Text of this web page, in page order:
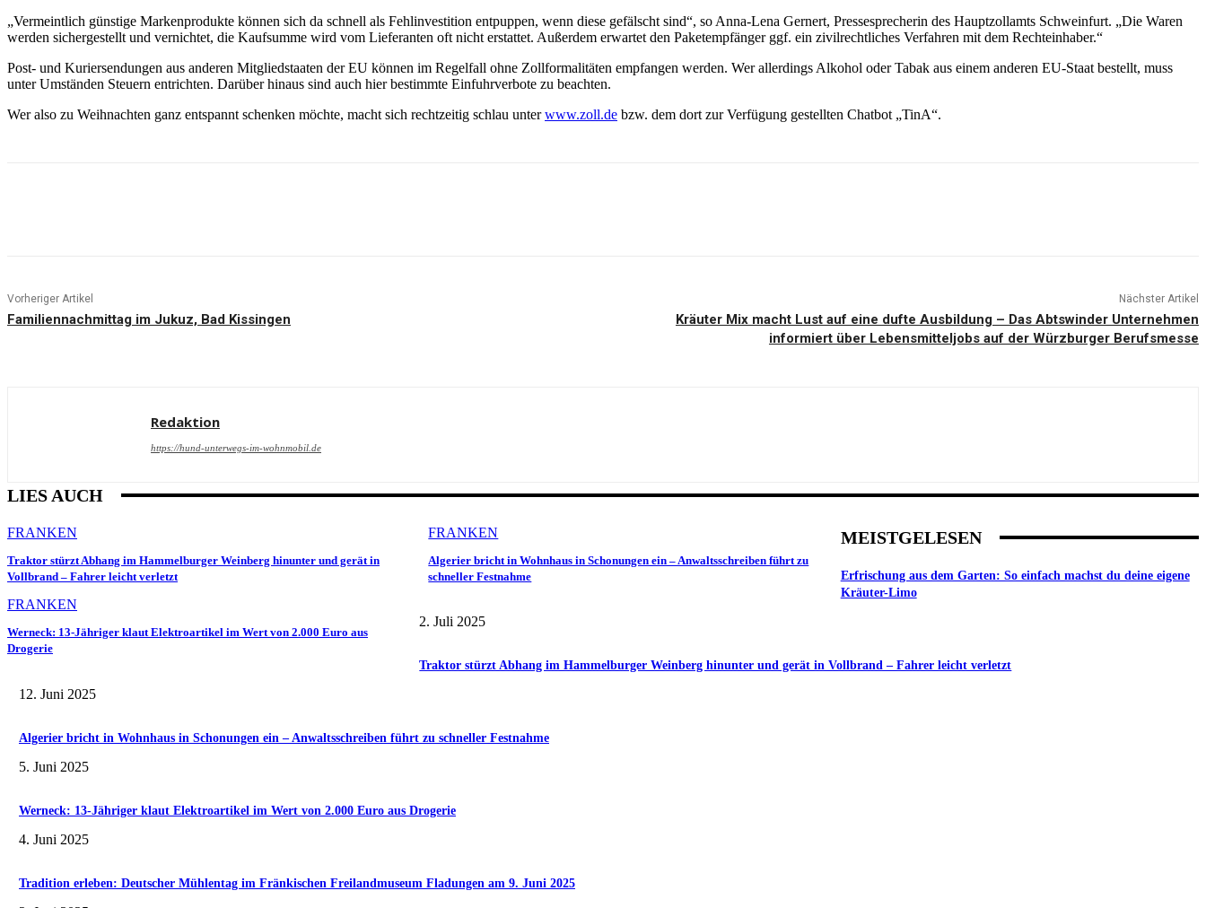
„Vermeintlich günstige Markenprodukte können sich da schnell als Fehlinvestition entpuppen, wenn diese gefälscht sind“, so Anna-Lena Gernert, Pressesprecherin des Hauptzollamts Schweinfurt. „Die Waren
werden sichergestellt und vernichtet, die Kaufsumme wird vom Lieferanten oft nicht erstattet. Außerdem erwartet den Paketempfänger ggf. ein zivilrechtliches Verfahren mit dem Rechteinhaber.“
Post- und Kuriersendungen aus anderen Mitgliedstaaten der EU können im Regelfall ohne Zollformalitäten empfangen werden. Wer allerdings Alkohol oder Tabak aus einem anderen EU-Staat bestellt, muss
unter Umständen Steuern entrichten. Darüber hinaus sind auch hier bestimmte Einfuhrverbote zu beachten.
Wer also zu Weihnachten ganz entspannt schenken möchte, macht sich rechtzeitig schlau unterwww.zoll.de bzw. dem dort zur Verfügung gestellten Chatbot „TinA“.
Vorheriger Artikel
Familiennachmittag im Jukuz, Bad Kissingen
Nächster Artikel
Kräuter Mix macht Lust auf eine dufte Ausbildung – Das Abtswinder Unternehmen
informiert über Lebensmitteljobs auf der Würzburger Berufsmesse
Redaktion
https://hund-unterwegs-im-wohnmobil.de
LIES AUCH
FRANKEN
Traktor stürzt Abhang im Hammelburger Weinberg hinunter und gerät in
Vollbrand – Fahrer leicht verletzt
FRANKEN
Algerier bricht in Wohnhaus in Schonungen ein – Anwaltsschreiben führt zu
schneller Festnahme
FRANKEN
Werneck: 13-Jähriger klaut Elektroartikel im Wert von 2.000 Euro aus
Drogerie
MEISTGELESEN
Erfrischung aus dem Garten: So einfach machst du deine eigene
Kräuter-Limo
2. Juli 2025
Traktor stürzt Abhang im Hammelburger Weinberg hinunter und gerät in Vollbrand – Fahrer leicht verletzt
12. Juni 2025
Algerier bricht in Wohnhaus in Schonungen ein – Anwaltsschreiben führt zu schneller Festnahme
5. Juni 2025
Werneck: 13-Jähriger klaut Elektroartikel im Wert von 2.000 Euro aus Drogerie
4. Juni 2025
Tradition erleben: Deutscher Mühlentag im Fränkischen Freilandmuseum Fladungen am 9. Juni 2025